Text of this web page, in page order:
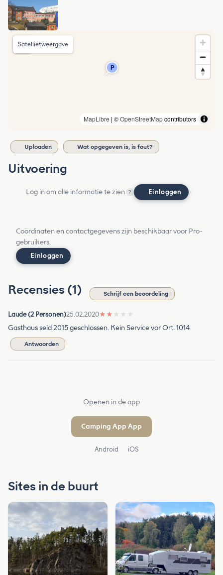
MapLibre | ©OpenStreetMapcontributors
Satellietweergave
Uploaden Wat opgegeven is, is fout?
Uitvoering
Log in om alle informatie te zien ? Einloggen
Coördinaten en contactgegevens zijn beschikbaar voor Pro-
gebruikers.
Einloggen
Recensies (1) Schrijf een beoordeling
Laude (2 Personen)25.02.2020★ ★ ★ ★ ★
Gasthaus seid 2015 geschlossen. Kein Service vor Ort. 1014
Antwoorden
Openen in de app
Camping App App
Android iOS
Sites in de buurt